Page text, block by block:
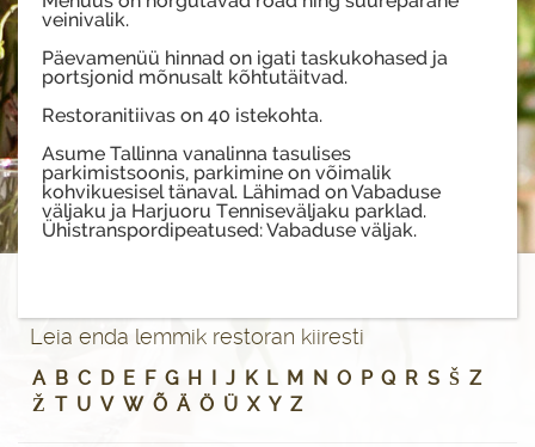
veinivalik.
Päevamenüü hinnad on igati taskukohased ja
portsjonid mõnusalt kõhtutäitvad.
Restoranitiivas on 40 istekohta.
Asume Tallinna vanalinna tasulises
parkimistsoonis, parkimine on võimalik
kohvikuesisel tänaval. Lähimad on Vabaduse
väljaku ja Harjuoru Tenniseväljaku parklad.
Ühistranspordipeatused: Vabaduse väljak.
Leia enda lemmik restoran kiiresti
A B C D E F G H J K L M N O P Q R S Š Z
Ž T U V W Õ Ä Ö Ü X Y Z